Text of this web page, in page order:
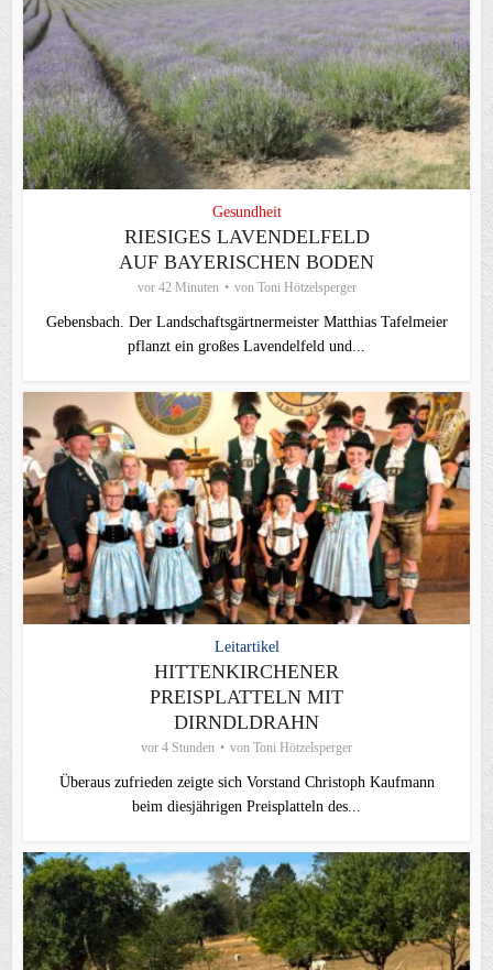
Gesundheit
RIESIGES LAVENDELFELD
AUF BAYERISCHEN BODEN
vor 42 Minuten von Toni Hötzelsperger
Gebensbach. Der Landschaftsgärtnermeister Matthias Tafelmeier
pflanzt ein großes Lavendelfeld und...
Leitartikel
HITTENKIRCHENER
PREISPLATTELN MIT
DIRNDLDRAHN
vor 4 Stunden von Toni Hötzelsperger
Überaus zufrieden zeigte sich Vorstand Christoph Kaufmann
beim diesjährigen Preisplatteln des...